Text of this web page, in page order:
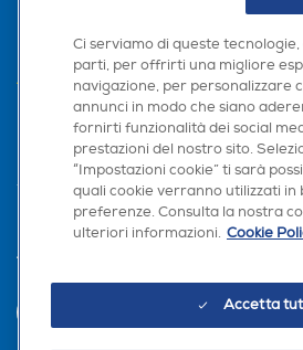
AREA CLIENTI
PRIVACY
Trova negozio
Ci serviamo di queste
parti, per offrirti una migliore
navigazione, per personalizzare
annunci in modo che siano
fornirti funzionalità dei social
prestazioni del nostro sito.
“Impostazioni cookie” ti sarà
quali cookie verranno utilizzati in
preferenze. Consulta la nostra
ulteriori informazioni. Cookie
Accetta